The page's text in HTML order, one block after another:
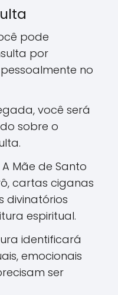
pode
por
no
você será
sobre o
A Mãe de Santo
cartas ciganas
divinatórios
espiritual.
identificará
emocionais
ser